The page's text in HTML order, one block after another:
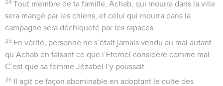
24 Tout membre de ta famille, Achab, qui mourra dans la ville
sera mangé par les chiens, et celui qui mourra dans la
campagne sera déchiqueté par les rapaces.
25 En vérité, personne ne s’était jamais vendu au mal autant
qu’Achab en faisant ce que l’Eternel considère comme mal.
C’est que sa femme Jézabel l’y poussait.
26 Il agit de façon abominable en adoptant le culte des